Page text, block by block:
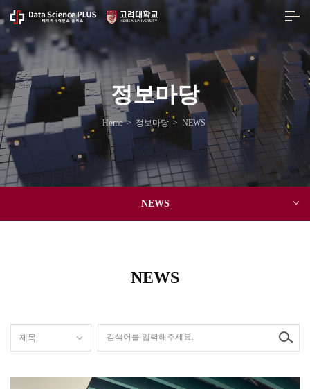
정보마당
Home> 정보마당 > NEWS
NEWS
NEWS